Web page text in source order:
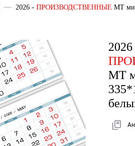
2026 - ПРОИЗВОДСТВЕННЫЕ МТ
МТ